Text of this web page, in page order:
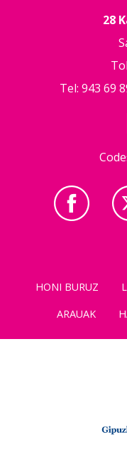
28
Tel: 943 69
HONI BURUZ
ARAUAK